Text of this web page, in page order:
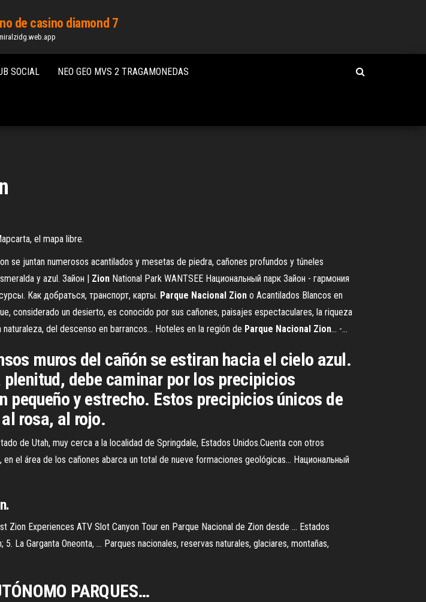
de casino diamond 7
SOCIAL NEO GEO MVS 2 TRAGAMONEDAS
el mapa libre.
se juntan numerosos acantilados y mesetas de piedra, cañones profundos y túneles
y azul. Зайон | Zion National Park WANTSEE Национальный парк Зайон - гармония
Как добраться, транспорт, карты. Parque Nacional Zion o Acantilados Blancos en
considerado un desierto, es conocido por sus cañones, paisajes espectaculares, la riqueza
del descenso en barrancos... Hoteles en la región de Parque Nacional Zion... -…
muros del cañón se estiran hacia el cielo azul.
debe caminar por los precipicios
y estrecho. Estos precipicios únicos de
rosa, al rojo.
de Utah, muy cerca a la localidad de Springdale, Estados Unidos.Cuenta con otros
el área de los cañones abarca un total de nueve formaciones geológicas... Национальный
Zion Experiences ATV Slot Canyon Tour en Parque Nacional de Zion desde ... Estados
La Garganta Oneonta, ... Parques nacionales, reservas naturales, glaciares, montañas,
PARQUES…